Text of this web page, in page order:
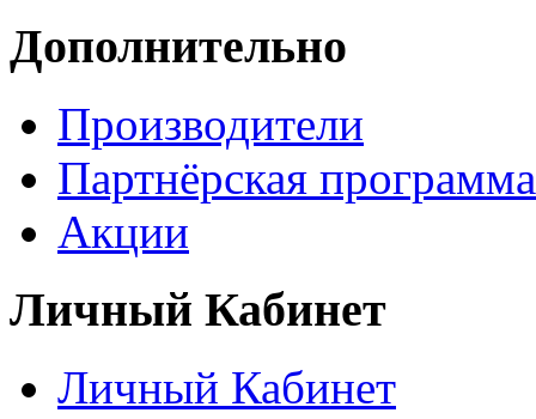
Дополнительно
Производители
Партнёрская программа
Акции
Личный Кабинет
Личный Кабинет